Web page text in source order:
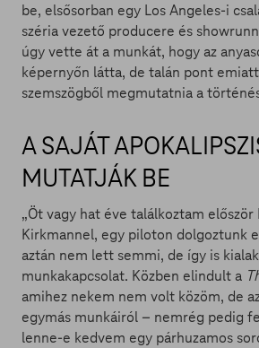
be, elsősorban egy Los Angeles-i
széria vezető producere és
úgy vette át a munkát, hogy az
képernyőn látta, de talán pont
szemszögből megmutatnia a
A SAJÁT
MUTATJÁK BE
„Öt vagy hat éve találkoztam először
Kirkmannel, egy piloton dolgoztunk
aztán nem lett semmi, de így is
munkakapcsolat. Közben elindult a
amihez nekem nem volt közöm, de
egymás munkáiról – nemrég pedig
lenne-e kedvem egy párhuzamos